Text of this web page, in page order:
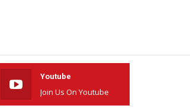
Youtube
Join Us On Youtube